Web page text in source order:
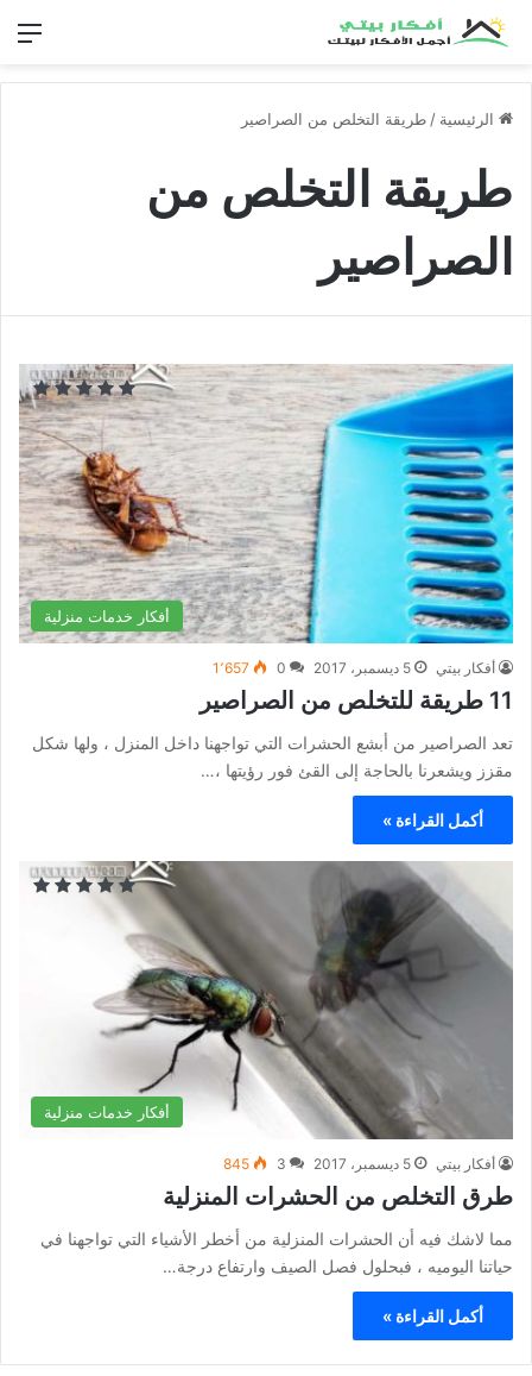
الرئيسية / طريقة التخلص من الصراصير
طريقة التخلص من
الصراصير
أفكار خدمات منزلية
أفكار بيتي 5 ديسمبر، 2017 0 1٬657
11 طريقة للتخلص من الصراصير
تعد الصراصير من أبشع الحشرات التي تواجهنا داخل المنزل ، ولها شكل
مقزز ويشعرنا بالحاجة إلى القئ فور رؤيتها ،…
أكمل القراءة »
أفكار خدمات منزلية
أفكار بيتي 5 ديسمبر، 2017 3
845
طرق التخلص من الحشرات المنزلية
مما لاشك فيه أن الحشرات المنزلية من أخطر الأشياء التي تواجهنا في
حياتنا اليوميه ، فبحلول فصل الصيف وارتفاع درجة…
أكمل القراءة »